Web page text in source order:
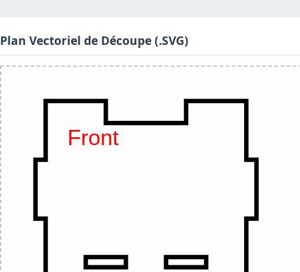
Plan Vectoriel de Découpe (.SVG)
Front